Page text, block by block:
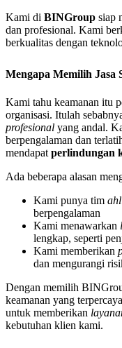
Kami di BINGroup siap
dan profesional. Kami
berkualitas dengan
Mengapa Memilih Jasa
Kami tahu keamanan itu
organisasi. Itulah
profesional yang andal.
berpengalaman dan
mendapat perlindungan
Ada beberapa alasan
Kami punya tim
berpengalaman
Kami menawarkan
lengkap, seperti
Kami memberikan
dan mengurangi
Dengan memilih
keamanan yang
untuk memberikan
kebutuhan klien kami.